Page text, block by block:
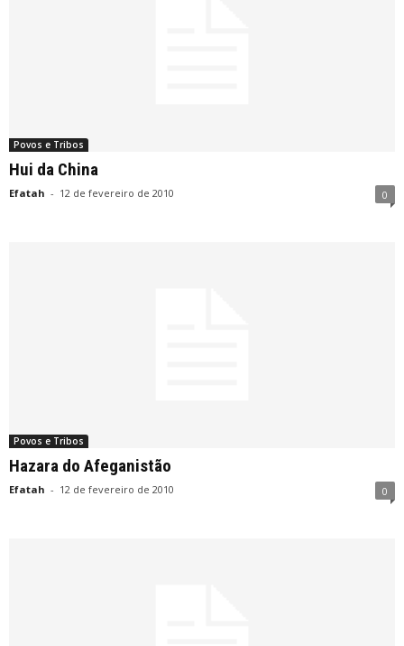
Povos e Tribos
Hui da China
Efatah - 12 de fevereiro de 2010 0
Povos e Tribos
Hazara do Afeganistão
Efatah - 12 de fevereiro de 2010 0